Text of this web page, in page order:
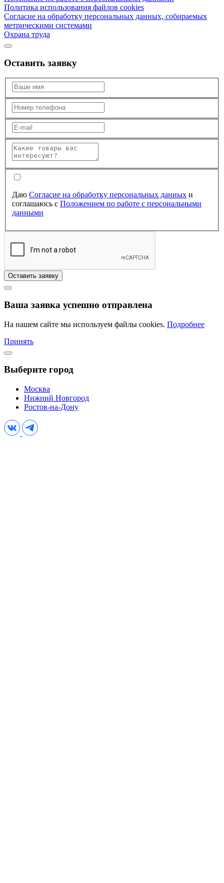
Политика использования файлов cookies
Согласие на обработку персональных данных, собираемых
метрическими системами
Охрана труда
Оставить заявку
Даю Согласие на обработку персональных данных и
соглашаюсь с Положением по работе с персональными
данными
Оставить заявку
Ваша заявка успешно отправлена
На нашем сайте мы используем файлы cookies. Подробнее
Принять
Выберите город
Москва
Нижний Новгород
Ростов-на-Дону